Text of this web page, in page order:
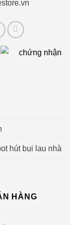
của Robot Hút Bụi
sạch nhiều
nước trái cây,
hút bụi lau nhà
HÀNG